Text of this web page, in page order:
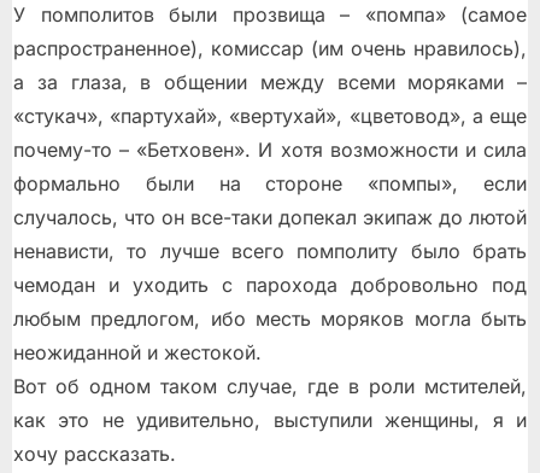
У помполитов были прозвища – «помпа» (самое
распространенное), комиссар (им очень нравилось),
а за глаза, в общении между всеми моряками –
«стукач», «партухай», «вертухай», «цветовод», а еще
почему-то – «Бетховен». И хотя возможности и сила
формально были на стороне «помпы», если
случалось, что он все-таки допекал экипаж до лютой
ненависти, то лучше всего помполиту было брать
чемодан и уходить с парохода добровольно под
любым предлогом, ибо месть моряков могла быть
неожиданной и жестокой.
Вот об одном таком случае, где в роли мстителей,
как это не удивительно, выступили женщины, я и
хочу рассказать.